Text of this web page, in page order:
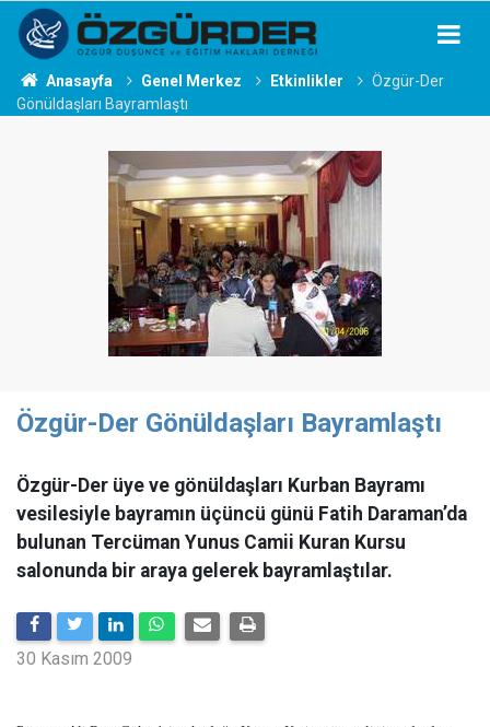
Anasayfa Genel Merkez Etkinlikler
Özgür-Der
Gönüldaşları Bayramlaştı
Özgür-Der Gönüldaşları Bayramlaştı
Özgür-Der üye ve gönüldaşları Kurban Bayramı
vesilesiyle bayramın üçüncü günü Fatih Daraman’da
bulunan Tercüman Yunus Camii Kuran Kursu
salonunda bir araya gelerek bayramlaştılar.
30 Kasım 2009